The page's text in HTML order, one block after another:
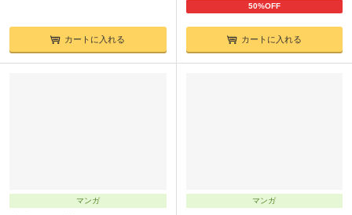
カートに入れる
50%OFF
カートに入れる
マンガ マンガ